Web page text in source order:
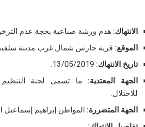
الانتهاك: هدم ورشة صناعية بحجة عدم
الموقع: قرية حارس شمال غرب مدينة
تاريخ الانتهاك:
الجهة المعتدية: ما تسمى لجنة التنظيم
للاحتلال.
الجهة المتضررة: المواطن إبراهيم